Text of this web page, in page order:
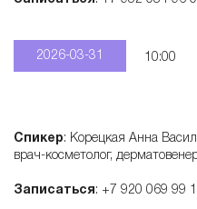
2026-03-31 10:00
Спикер: Корецкая Анна
врач-косметолог,
Записаться: +7 920 069 99